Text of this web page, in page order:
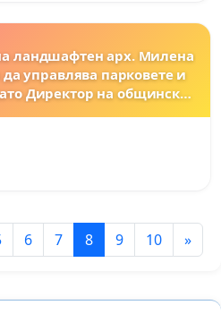
ландшафтен арх. Милена
управлява парковете и
Директор на общинско
6 7 8 9 10 »